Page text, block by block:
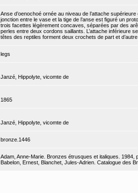
Anse d’oenochoé ornée au niveau de l’attache
jonction entre le vase et la tige de l’anse est figuré un
trois facettes légèrement concaves, séparées par des
perles entre deux cordons saillants. L’attache inférieure
têtes des reptiles forment deux crochets de part et
legs
Janzé, Hippolyte, vicomte de
1865
Janzé, Hippolyte, vicomte de
bronze.1446
Adam, Anne-Marie. Bronzes étrusques et italiques. 1984,
Babelon, Ernest, Blanchet, Jules-Adrien. Catalogue des